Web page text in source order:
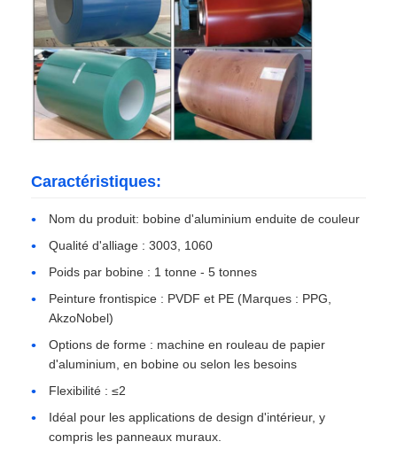
assiette en aluminium
Cercle en aluminium
bobine en aluminium
Bobine en aluminium de bande
Plaque à carreaux en aluminium
Aluminium de relief
feuille d'aluminium laminée
Caractéristiques:
Nom du produit: bobine d'aluminium enduite de couleur
Qualité d'alliage : 3003, 1060
Poids par bobine : 1 tonne - 5 tonnes
Peinture frontispice : PVDF et PE (Marques : PPG,
AkzoNobel)
Options de forme : machine en rouleau de papier
d'aluminium, en bobine ou selon les besoins
Flexibilité : ≤2
Idéal pour les applications de design d'intérieur, y
compris les panneaux muraux.